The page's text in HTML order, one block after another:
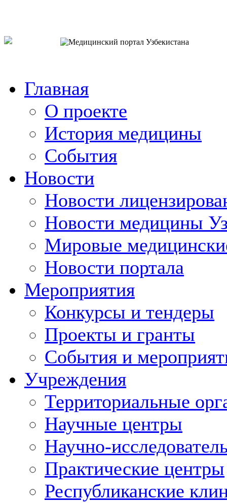
Главная
О проекте
История медицины
События
Новости
Новости
Новости медицины
Мировые
Новости портала
Мероприятия
Конкурсы и тендеры
Проекты и гранты
События и
Учреждения
Территориальные
Научные центры
Научно-
Практические центры
Республиканские